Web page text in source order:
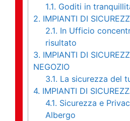
1.1. Goditi in
2. IMPIANTI DI
2.1. In Ufficio
risultato
3. IMPIANTI DI
NEGOZIO
3.1. La sicurezza del
4. IMPIANTI DI
4.1. Sicurezza e
Albergo